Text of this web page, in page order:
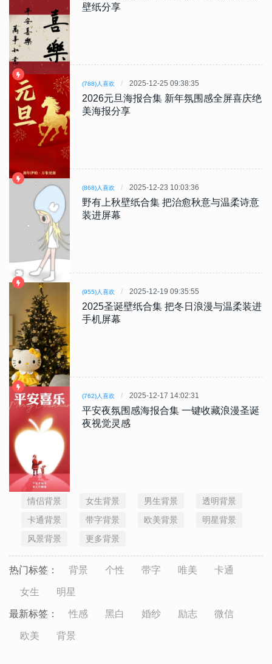
壁纸分享
(788)人喜欢 2025-12-25 09:38:35
2026元旦海报合集 新年氛围感全屏喜庆绝
美海报分享
(868)人喜欢 2025-12-23 10:03:36
野有上秋壁纸合集 把治愈秋意与温柔诗意
装进屏幕
(955)人喜欢 2025-12-19 09:35:55
2025圣诞壁纸合集 把冬日浪漫与温柔装进
手机屏幕
(762)人喜欢 2025-12-17 14:02:31
平安夜氛围感海报合集 一键收藏浪漫圣诞
夜视觉灵感
情侣背景 女生背景 男生背景
透明背景
卡通背景
带字背景 欧美背景
明星背景
风景背景
更多背景
热门标签： 背景 个性 带字 唯美 卡通
女生 明星
最新标签： 性感 黑白 婚纱 励志 微信
欧美 背景